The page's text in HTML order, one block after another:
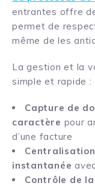
entrantes offre
permet de
même de les
La gestion et la
simple et rapide :
Capture de
caractère pour
d’une facture
instantanée
Contrôle de